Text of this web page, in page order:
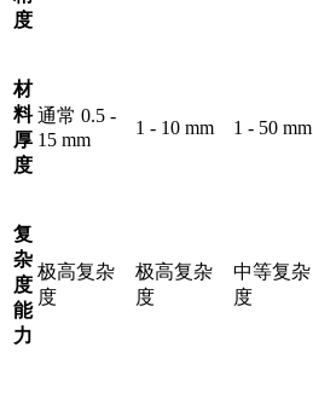
度
材
料
厚
度
通常 0.5 -
15 mm
1 - 10 mm 1 - 50 mm
复
杂
度
能
力
极高复杂
度
极高复杂
度
中等复杂
度